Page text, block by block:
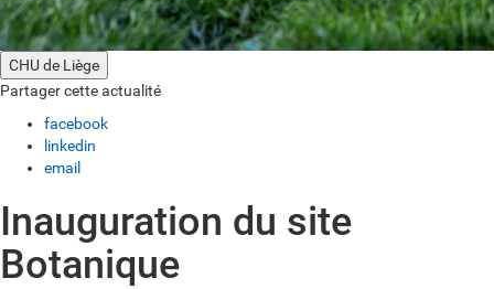
CHU de Liège
Partager cette actualité
facebook
linkedin
email
Inauguration du site
Botanique